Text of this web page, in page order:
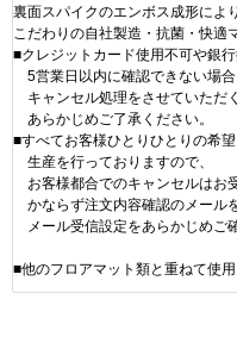
裏面スパイクのエンボス成形によ
こだわりの自社製造・抗菌・快適
■クレジットカード使用不可や銀
5営業日以内に確認できない場合
キャンセル処理をさせていただ
あらかじめご了承ください。
■すべてお客様ひとりひとりの希
生産を行っておりますので、
お客様都合でのキャンセルはお
かならず注文内容確認のメール
メール受信設定をあらかじめご
■他のフロアマット類と重ねて使用